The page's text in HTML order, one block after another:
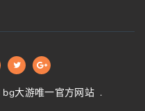
bg大游唯一官方网站 .